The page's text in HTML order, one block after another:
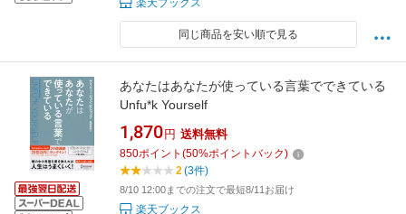
楽天ブックス
同じ商品を安い順で見る
あなたはあなたが使っている言葉でできている
Unfu*k Yourself
1,870 円 送料無料
850ポイント (50%ポイントバック)
2(3件)
8/10 12:00までの注文で最短8/11お届け
楽天ブックス